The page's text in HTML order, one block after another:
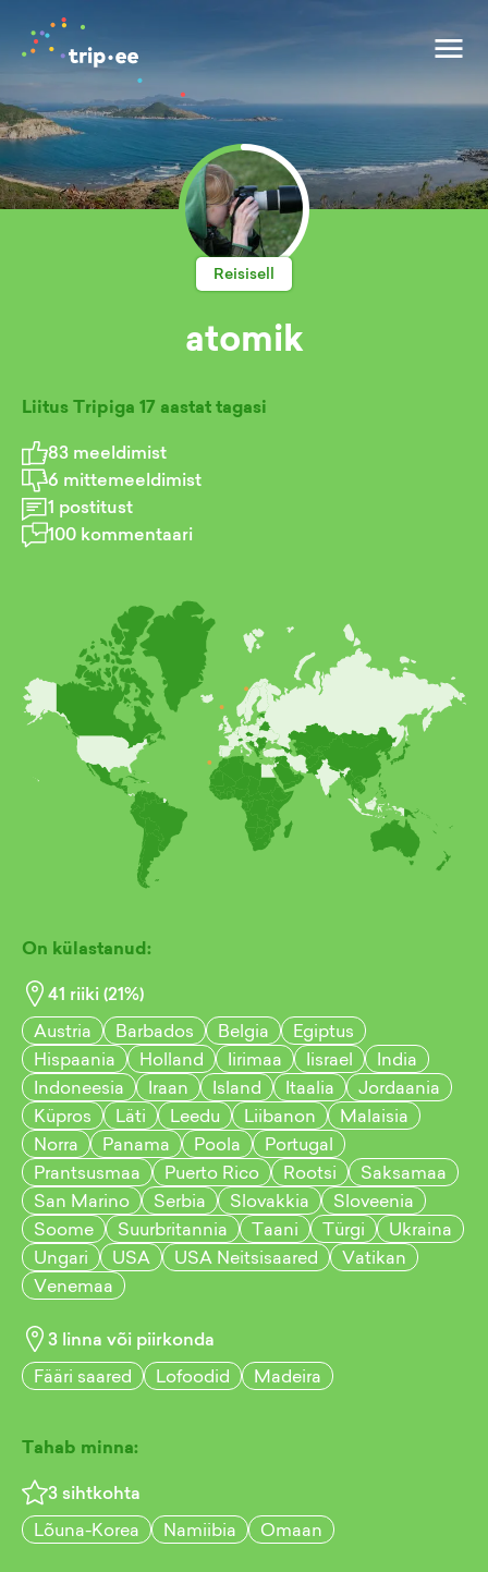
Reisisell
atomik
Liitus Tripiga 17 aastat tagasi
83 meeldimist
6 mittemeeldimist
1 postitust
100 kommentaari
On külastanud:
41 riiki (21%)
Austria
Barbados Belgia
Egiptus
Hispaania
Holland Iirimaa Iisrael
India
Indoneesia
Iraan Island Itaalia
Jordaania
Küpros
Läti Leedu Liibanon
Malaisia
Norra
Panama Poola
Portugal
Prantsusmaa
Puerto Rico Rootsi
Saksamaa
San Marino
Serbia Slovakkia
Sloveenia
Soome
Suurbritannia Taani Türgi
Ukraina
Ungari
USA USA Neitsisaared
Vatikan
Venemaa
3 linna või piirkonda
Fääri saared
Lofoodid Madeira
Tahab minna:
3 sihtkohta
Lõuna-Korea
Namiibia Omaan